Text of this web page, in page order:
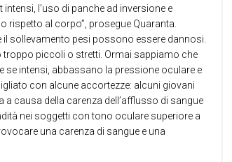
l’uso di panche ad inversione e
rispetto al corpo”, prosegue Quaranta.
sollevamento pesi possono essere dannosi.
troppo piccoli o stretti. Ormai sappiamo che
se intensi, abbassano la pressione oculare e
con alcune accortezze: alcuni giovani
causa della carenza dell’afflusso di sangue
nei soggetti con tono oculare superiore a
una carenza di sangue e una